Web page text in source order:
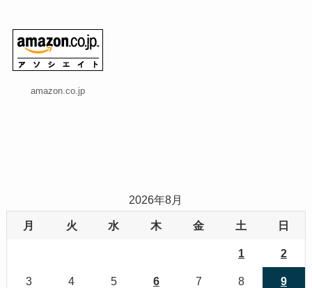
amazon.co.jp
2026年8月
月 火 水 木 金 土 日
1 2
3 4 5 6 7 8 9